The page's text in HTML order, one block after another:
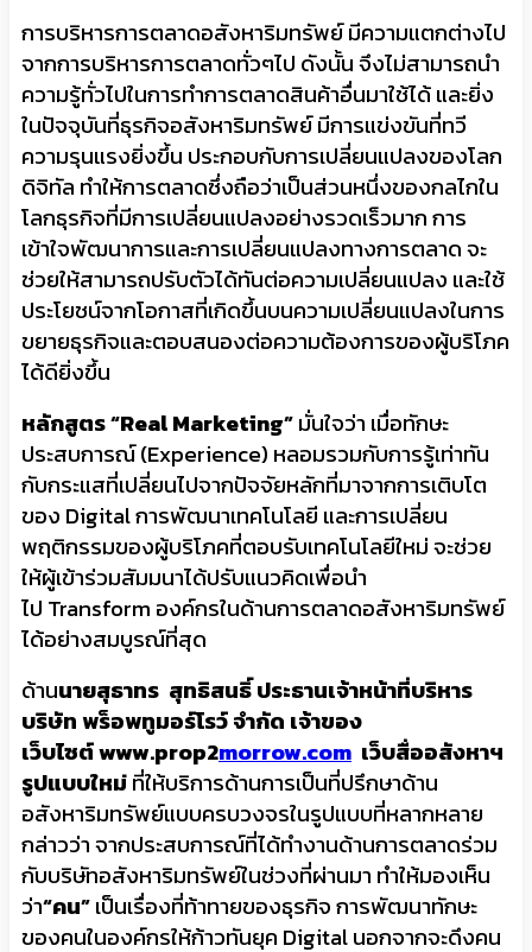
การบริหารการตลาดอสังหาริมทรัพย์ มีความแตกต่างไป
จากการบริหารการตลาดทั่วๆไป ดังนั้น จึงไม่สามารถนำ
ความรู้ทั่วไปในการทำการตลาดสินค้าอื่นมาใช้ได้ และยิ่ง
ในปัจจุบันที่ธุรกิจอสังหาริมทรัพย์ มีการแข่งขันที่ทวี
ความรุนแรงยิ่งขึ้น ประกอบกับการเปลี่ยนแปลงของโลก
ดิจิทัล ทำให้การตลาดซึ่งถือว่าเป็นส่วนหนึ่งของกลไกใน
โลกธุรกิจที่มีการเปลี่ยนแปลงอย่างรวดเร็วมาก การ
เข้าใจพัฒนาการและการเปลี่ยนแปลงทางการตลาด จะ
ช่วยให้สามารถปรับตัวได้ทันต่อความเปลี่ยนแปลง และใช้
ประโยชน์จากโอกาสที่เกิดขึ้นบนความเปลี่ยนแปลงในการ
ขยายธุรกิจและตอบสนองต่อความต้องการของผู้บริโภค
ได้ดียิ่งขึ้น
หลักสูตร “Real Marketing”มั่นใจว่า เมื่อทักษะ
ประสบการณ์ (Experience) หลอมรวมกับการรู้เท่าทัน
กับกระแสที่เปลี่ยนไปจากปัจจัยหลักที่มาจากการเติบโต
ของ Digital การพัฒนาเทคโนโลยี และการเปลี่ยน
พฤติกรรมของผู้บริโภคที่ตอบรับเทคโนโลยีใหม่ จะช่วย
ให้ผู้เข้าร่วมสัมมนาได้ปรับแนวคิดเพื่อนำ
ไป Transform องค์กรในด้านการตลาดอสังหาริมทรัพย์
ได้อย่างสมบูรณ์ที่สุด
ด้านนายสุธาทร สุทธิสนธิ์ ประธานเจ้าหน้าที่บริหาร
บริษัท พร็อพทูมอร์โรว์ จำกัด เจ้าของ
เว็บไซต์www.prop2morrow.com เว็บสื่ออสังหาฯ
รูปแบบใหม่ที่ให้บริการด้านการเป็นที่ปรึกษาด้าน
อสังหาริมทรัพย์แบบครบวงจรในรูปแบบที่หลากหลาย
กล่าวว่า จากประสบการณ์ที่ได้ทำงานด้านการตลาดร่วม
กับบริษัทอสังหาริมทรัพย์ในช่วงที่ผ่านมา ทำให้มองเห็น
ว่า“คน”เป็นเรื่องที่ท้าทายของธุรกิจ การพัฒนาทักษะ
ของคนในองค์กรให้ก้าวทันยุค Digital นอกจากจะดึงคน